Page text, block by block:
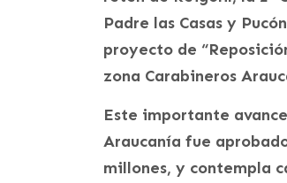
Padre las Casas y
proyecto de
zona Carabineros
Este importante
Araucanía fue
millones, y contempla